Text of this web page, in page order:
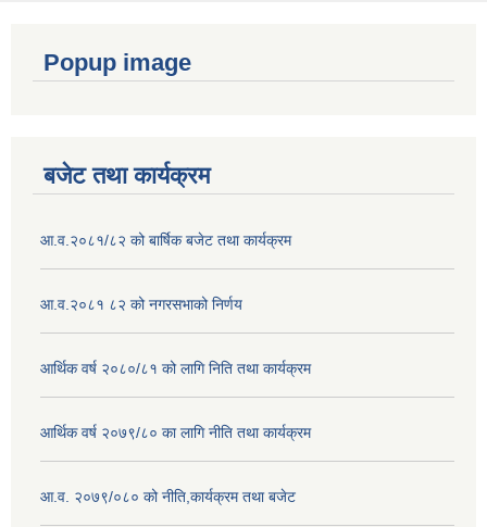
Popup image
बजेट तथा कार्यक्रम
आ.व.२०८१/८२ को बार्षिक बजेट तथा कार्यक्रम
आ.व.२०८१ ८२ को नगरसभाको निर्णय
आर्थिक वर्ष २०८०/८१ को लागि निति तथा कार्यक्रम
आर्थिक वर्ष २०७९/८० का लागि नीति तथा कार्यक्रम
आ.व. २०७९/०८० को नीति,कार्यक्रम तथा बजेट